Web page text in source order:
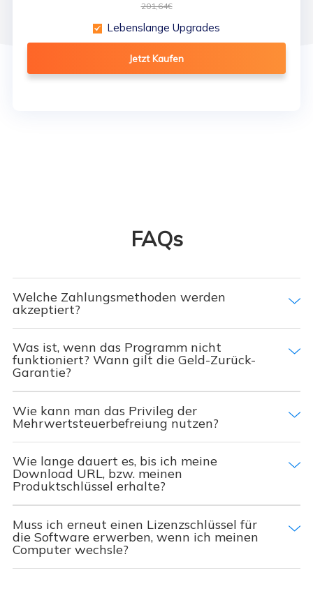
201,64€
Lebenslange Upgrades
Jetzt Kaufen
FAQs
Welche Zahlungsmethoden werden
akzeptiert?
Was ist, wenn das Programm nicht
funktioniert? Wann gilt die Geld-Zurück-
Garantie?
Wie kann man das Privileg der
Mehrwertsteuerbefreiung nutzen?
Wie lange dauert es, bis ich meine
Download URL, bzw. meinen
Produktschlüssel erhalte?
Muss ich erneut einen Lizenzschlüssel für
die Software erwerben, wenn ich meinen
Computer wechsle?